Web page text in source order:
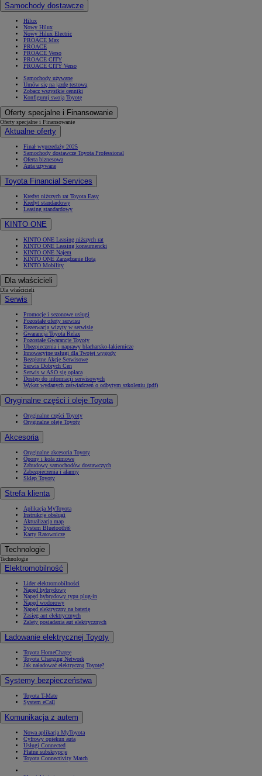
Samochody dostawcze
Hilux
Nowy Hilux
Nowy Hilux Electric
PROACE Max
PROACE
PROACE Verso
PROACE CITY
PROACE CITY Verso
Samochody używane
Umów się na jazdę testową
Zobacz wszystkie cenniki
Konfiguruj swoją Toyotę
Oferty specjalne i Finansowanie
Oferty specjalne i Finansowanie
Aktualne oferty
Finał wyprzedaży 2025
Samochody dostawcze Toyota Professional
Oferta biznesowa
Auta używane
Toyota Financial Services
Kredyt niższych rat Toyota Easy
Kredyt standardowy
Leasing standardowy
KINTO ONE
KINTO ONE Leasing niższych rat
KINTO ONE Leasing konsumencki
KINTO ONE Najem
KINTO ONE Zarządzanie flotą
KINTO Mobility
Dla właścicieli
Dla właścicieli
Serwis
Promocje i sezonowe usługi
Pozostałe oferty serwisu
Rezerwacja wizyty w serwisie
Gwarancja Toyota Relax
Pozostałe Gwarancje Toyoty
Ubezpieczenia i naprawy blacharsko-lakiernicze
Innowacyjne usługi dla Twojej wygody
Bezpłatne Akcje Serwisowe
Serwis Dobrych Cen
Serwis w ASO się opłaca
Dostęp do informacji serwisowych
Wykaz wydanych zaświadczeń o odbytym szkoleniu (pdf)
Oryginalne części i oleje Toyota
Oryginalne części Toyoty
Oryginalne oleje Toyoty
Akcesoria
Oryginalne akcesoria Toyoty
Opony i koła zimowe
Zabudowy samochodów dostawczych
Zabezpieczenia i alarmy
Sklep Toyoty
Strefa klienta
Aplikacja MyToyota
Instrukcje obsługi
Aktualizacja map
System Bluetooth®
Karty Ratownicze
Technologie
Technologie
Elektromobilność
Lider elektromobilności
Napęd hybrydowy
Napęd hybrydowy typu plug-in
Napęd wodorowy
Napęd elektryczny na baterię
Zasięg aut elektrycznych
Zalety posiadania aut elektrycznych
Ładowanie elektrycznej Toyoty
Toyota HomeCharge
Toyota Charging Network
Jak naładować elektryczną Toyotę?
Systemy bezpieczeństwa
Toyota T-Mate
System eCall
Komunikacja z autem
Nowa aplikacja MyToyota
Cyfrowy opiekun auta
Usługi Connected
Płatne subskrypcje
Toyota Connectivity Match